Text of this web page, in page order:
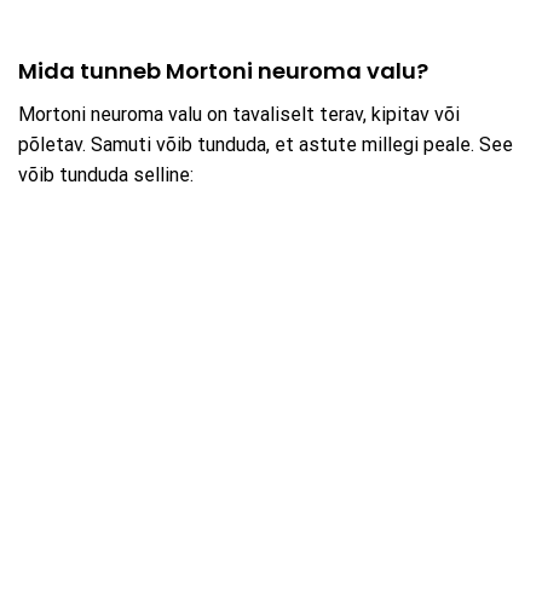
Mida tunneb Mortoni neuroma valu?
Mortoni neuroma valu on tavaliselt terav, kipitav või
põletav. Samuti võib tunduda, et astute millegi peale. See
võib tunduda selline: